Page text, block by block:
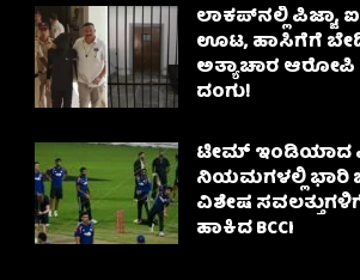
ಲಾಕಪ್‌ನಲ್ಲಿ ಪಿಜ್ಜಾ,
ಊಟ, ಹಾಸಿಗೆಗೆ
ಅತ್ಯಾಚಾರ ಆರೋಪಿ
ದಂಗು!
ಟೀಮ್ ಇಂಡಿಯಾದ
ನಿಯಮಗಳಲ್ಲಿ ಭಾರಿ
ವಿಶೇಷ
ಹಾಕಿದ BCCI